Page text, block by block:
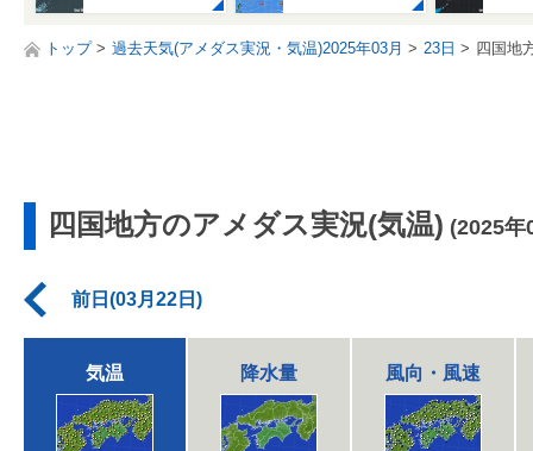
トップ 過去天気(アメダス実況・気温)2025年03月 23日 四国地
四国地方のアメダス実況(気温) (2025年
前日(03月22日)
気温 降水量 風向・風速